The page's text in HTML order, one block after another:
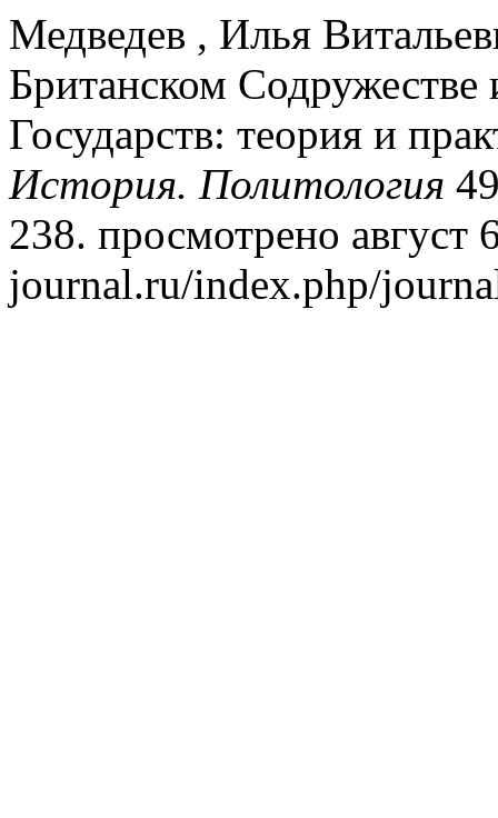
Медведев , Илья
Британском
Государств: теория и
История. Политология
238. просмотрено
journal.ru/index.php/